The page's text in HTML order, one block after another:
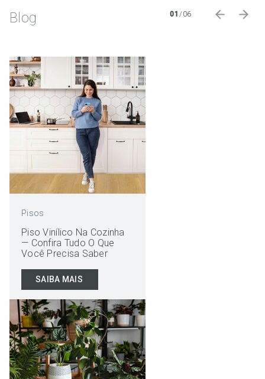
Blog 01 /06
Pisos
Piso Vinílico Na Cozinha
— Confira Tudo O Que
Você Precisa Saber
SAIBA MAIS